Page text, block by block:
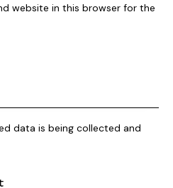
website in this browser for the
data is being collected and